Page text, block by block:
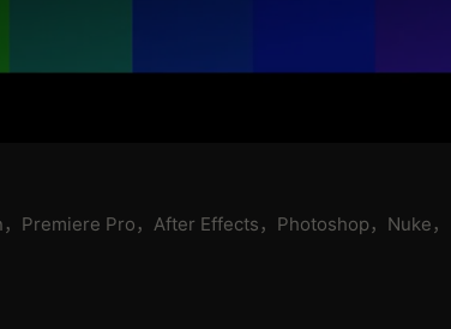
Premiere Pro，After Effects，Photoshop，Nuke，